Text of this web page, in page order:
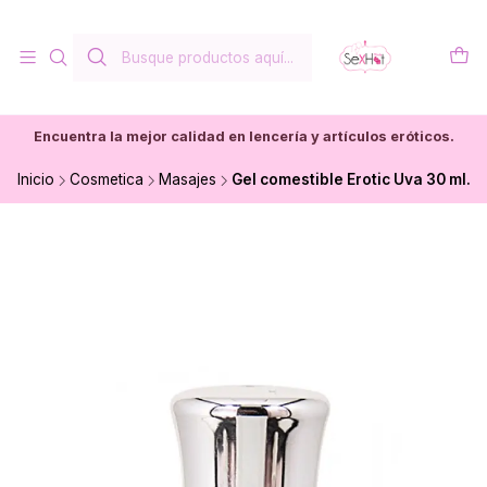
Encuentra la mejor calidad en lencería y artículos eróticos.
Inicio Cosmetica Masajes Gel comestible Erotic Uva 30 ml.